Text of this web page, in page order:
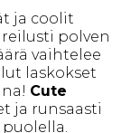
ja coolit
reilusti polven
vaihtelee
laskokset
Cute
ja runsaasti